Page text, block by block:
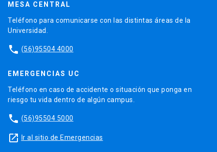
MESA CENTRAL
Teléfono para comunicarse con las distintas áreas de la
Universidad.
phone (56)95504 4000
EMERGENCIAS UC
Teléfono en caso de accidente o situación que ponga en
riesgo tu vida dentro de algún campus.
phone (56)95504 5000
launch Ir al sitio de Emergencias